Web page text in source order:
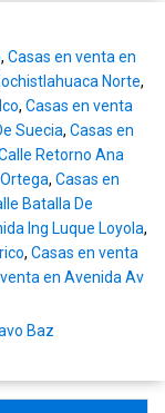
, Casas en venta en
Norte,
, Casas en venta
Suecia, Casas en
Retorno Ana
, Casas en
Batalla De
Ing Luque Loyola,
, Casas en venta
en Avenida Av
Baz